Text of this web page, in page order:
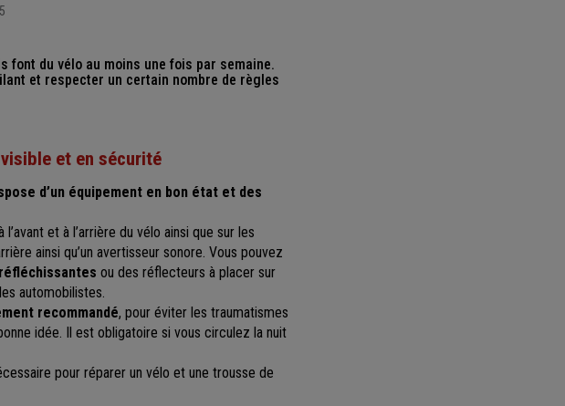
font du vélo au moins une fois par semaine.
et respecter un certain nombre de règles
et en sécurité
d’un équipement en bon état et des
et à l’arrière du vélo ainsi que sur les
ainsi qu’un avertisseur sonore. Vous pouvez
ou des réflecteurs à placer sur
automobilistes.
recommandé, pour éviter les traumatismes
idée. Il est obligatoire si vous circulez la nuit
pour réparer un vélo et une trousse de